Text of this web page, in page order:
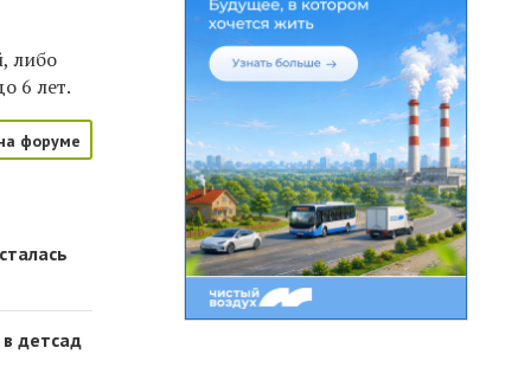
либо
6 лет.
форуме
детсад